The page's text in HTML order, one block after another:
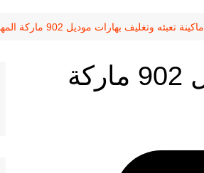
ماكينة تعبئه وتغليف بهارات موديل 902 ماركة المهندس منسى
ماكينة تعبئه وتغليف بهارات موديل 902 ماركة